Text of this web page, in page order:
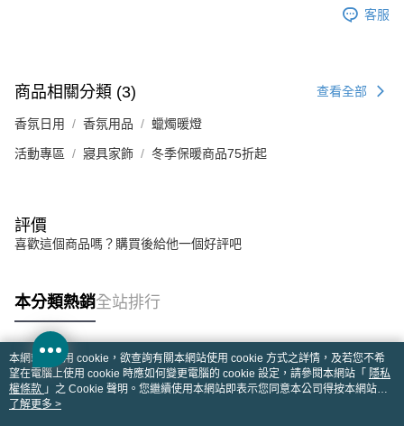
客服
商品相關分類 (3) 查看全部
香氛日用 香氛用品 蠟燭暖燈
活動專區 寢具家飾 冬季保暖商品75折起
評價
喜歡這個商品嗎？購買後給他一個好評吧
本分類熱銷全站排行
熱門標籤
本網站中使用 cookie，欲查詢有關本網站使用 cookie 方式之詳情，及若您不希
望在電腦上使用 cookie 時應如何變更電腦的 cookie 設定，請參閱本網站「 隱私
權條款 」之 Cookie 聲明。您繼續使用本網站即表示您同意本公司得按本網站使
用條款之 Cookie 聲明使用 cookie。
了解更多 >